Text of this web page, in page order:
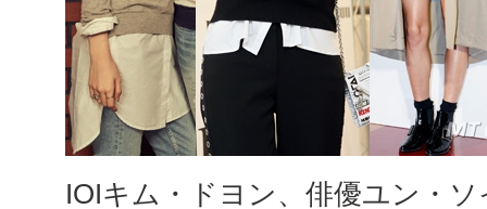
IOIキム・ドヨン、俳優ユン・